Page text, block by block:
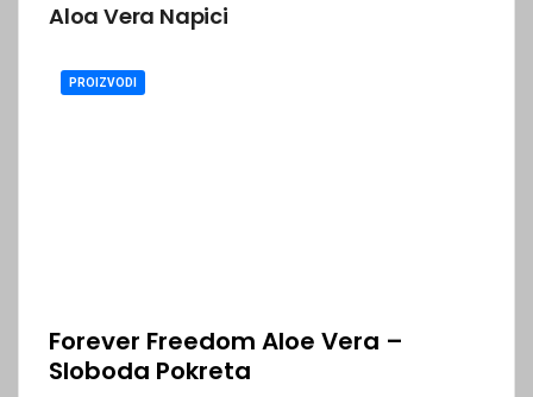
Aloa Vera Napici
PROIZVODI
Forever Freedom Aloe Vera –
Sloboda Pokreta